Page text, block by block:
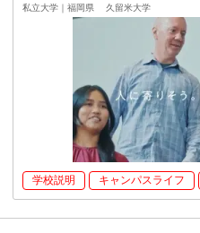
私立大学｜福岡県 久留米大学
学校説明 キャンパスライフ